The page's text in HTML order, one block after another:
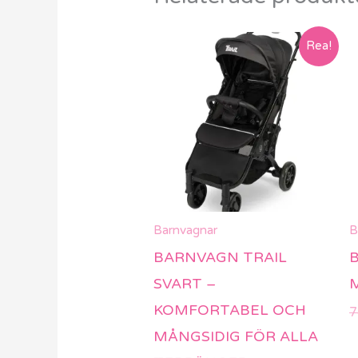
Rea!
Barnvagnar
BARNVAGN TRAIL
SVART –
KOMFORTABEL OCH
MÅNGSIDIG FÖR ALLA
Det
ursprungliga
priset
var:
3499 kr.
Det
nuvarande
priset
är:
2499 kr.